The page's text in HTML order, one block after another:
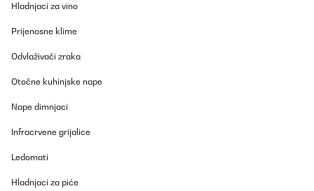
Hladnjaci za vino
Prijenosne klime
Odvlaživači zraka
Otočne kuhinjske nape
Nape dimnjaci
Infracrvene grijalice
Ledomati
Hladnjaci za piće